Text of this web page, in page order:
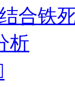
合铁
析